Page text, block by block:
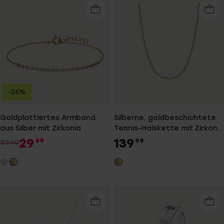
Goldplattiertes Armband
aus Silber mit Zirkonia
39.9929 99
-25%
Silberne, goldbeschichtete
Tennis-Halskette mit Zirkonia
für Damen
139 99